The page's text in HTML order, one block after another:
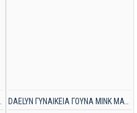
DAELYN ΓΥΝΑΙΚΕΙΑ ΓΟΥΝΑ MINK ΜΑΥΡΗ